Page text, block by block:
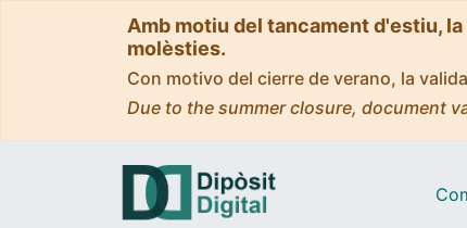
Amb motiu del tancament d'estiu,
molèsties.
Con motivo del cierre de verano, la
Due to the summer closure, document